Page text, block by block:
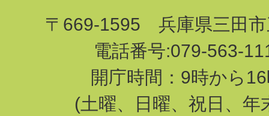
〒669-1595 兵庫県三田市
電話番号:079-563-
開庁時間：9時から
(土曜、日曜、祝日、年